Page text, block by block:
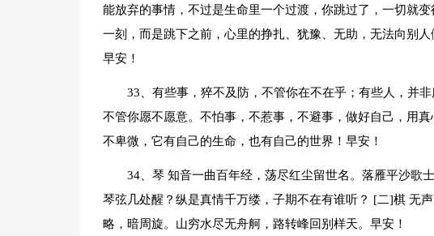
能放弃的事情，不过是生命里一个过渡，你跳过了，一切就
一刻，而是跳下之前，心里的挣扎、犹豫、无助，无法向别
早安！
33、有些事，猝不及防，不管你在不在乎；有些人，并
不管你愿不愿意。不怕事，不惹事，不避事，做好自己，用
不卑微，它有自己的生命，也有自己的世界！早安！
34、琴 知音一曲百年经，荡尽红尘留世名。落雁平沙歌
琴弦几处醒？纵是真情千万缕，子期不在有谁听？ [二]棋 无
略，暗周旋。山穷水尽无舟舸，路转峰回别样天。早安！